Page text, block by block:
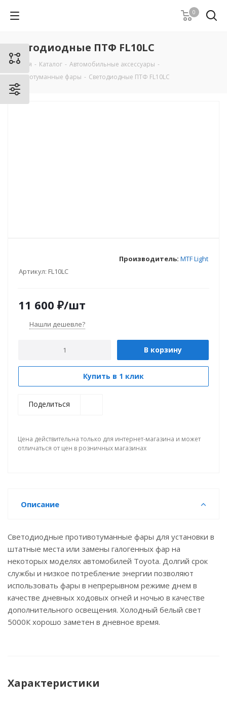
0
Светодиодные ПТФ FL10LC
Главная - Каталог - Автомобильные аксессуары -
Противотуманные фары - Светодиодные ПТФ FL10LC
Артикул: FL10LC
Производитель: MTF Light
11 600 ₽/шт
Нашли дешевле?
В корзину
Купить в 1 клик
Поделиться
Цена действительна только для интернет-магазина и может
отличаться от цен в розничных магазинах
Описание
Светодиодные противотуманные фары для установки в
штатные места или замены галогенных фар на
некоторых моделях автомобилей Toyota. Долгий срок
службы и низкое потребление энергии позволяют
использовать фары в непрерывном режиме днем в
качестве дневных ходовых огней и ночью в качестве
дополнительного освещения. Холодный белый свет
5000К хорошо заметен в дневное время.
Характеристики